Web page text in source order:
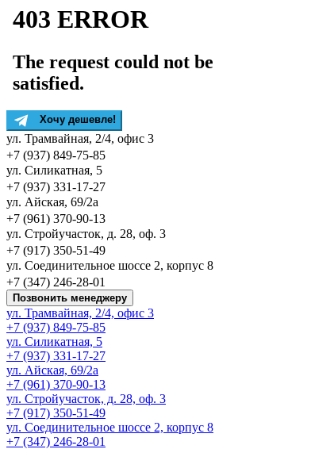
Хочу дешевле!
ул. Трамвайная, 2/4, офис 3
+7 (937) 849-75-85
ул. Силикатная, 5
+7 (937) 331-17-27
ул. Айская, 69/2а
+7 (961) 370-90-13
ул. Стройучасток, д. 28, оф. 3
+7 (917) 350-51-49
ул. Соединительное шоссе 2, корпус 8
+7 (347) 246-28-01
Позвонить менеджеру
ул. Трамвайная, 2/4, офис 3
+7 (937) 849-75-85
ул. Силикатная, 5
+7 (937) 331-17-27
ул. Айская, 69/2а
+7 (961) 370-90-13
ул. Стройучасток, д. 28, оф. 3
+7 (917) 350-51-49
ул. Соединительное шоссе 2, корпус 8
+7 (347) 246-28-01